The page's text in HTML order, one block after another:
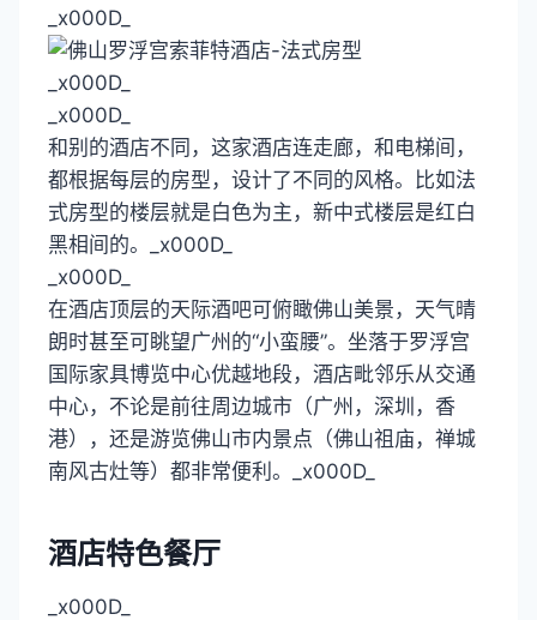
_x000D_
_x000D_
_x000D_
和别的酒店不同，这家酒店连走廊，和电梯间，
都根据每层的房型，设计了不同的风格。比如法
式房型的楼层就是白色为主，新中式楼层是红白
黑相间的。_x000D_
_x000D_
在酒店顶层的天际酒吧可俯瞰佛山美景，天气晴
朗时甚至可眺望广州的“小蛮腰”。坐落于罗浮宫
国际家具博览中心优越地段，酒店毗邻乐从交通
中心，不论是前往周边城市（广州，深圳，香
港），还是游览佛山市内景点（佛山祖庙，禅城
南风古灶等）都非常便利。_x000D_
酒店特色餐厅
_x000D_